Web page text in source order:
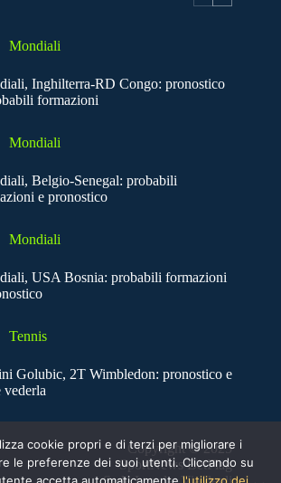
Mondiali
Inghilterra-RD Congo: pronostico
formazioni
Mondiali
Belgio-Senegal: probabili
e pronostico
Mondiali
USA Bosnia: probabili formazioni
Tennis
Golubic, 2T Wimbledon: pronostico e
vederla
Copyright © 2025
SportNews BetFlag
cookie propri e di terzi per migliorare i
le preferenze dei suoi utenti. Cliccando su